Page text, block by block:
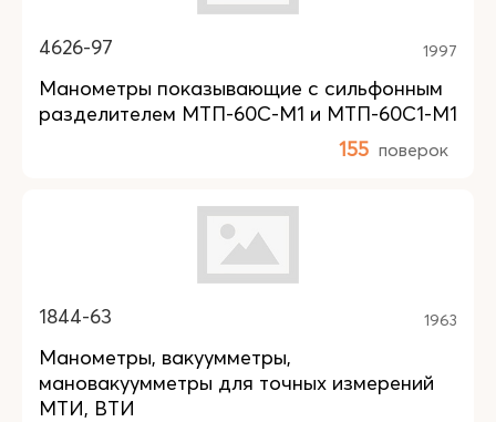
4626-97 1997
Манометры показывающие с сильфонным
разделителем МТП-60С-М1 и МТП-60С1-М1
155 поверок
1844-63 1963
Манометры, вакуумметры,
мановакуумметры для точных измерений
МТИ, ВТИ